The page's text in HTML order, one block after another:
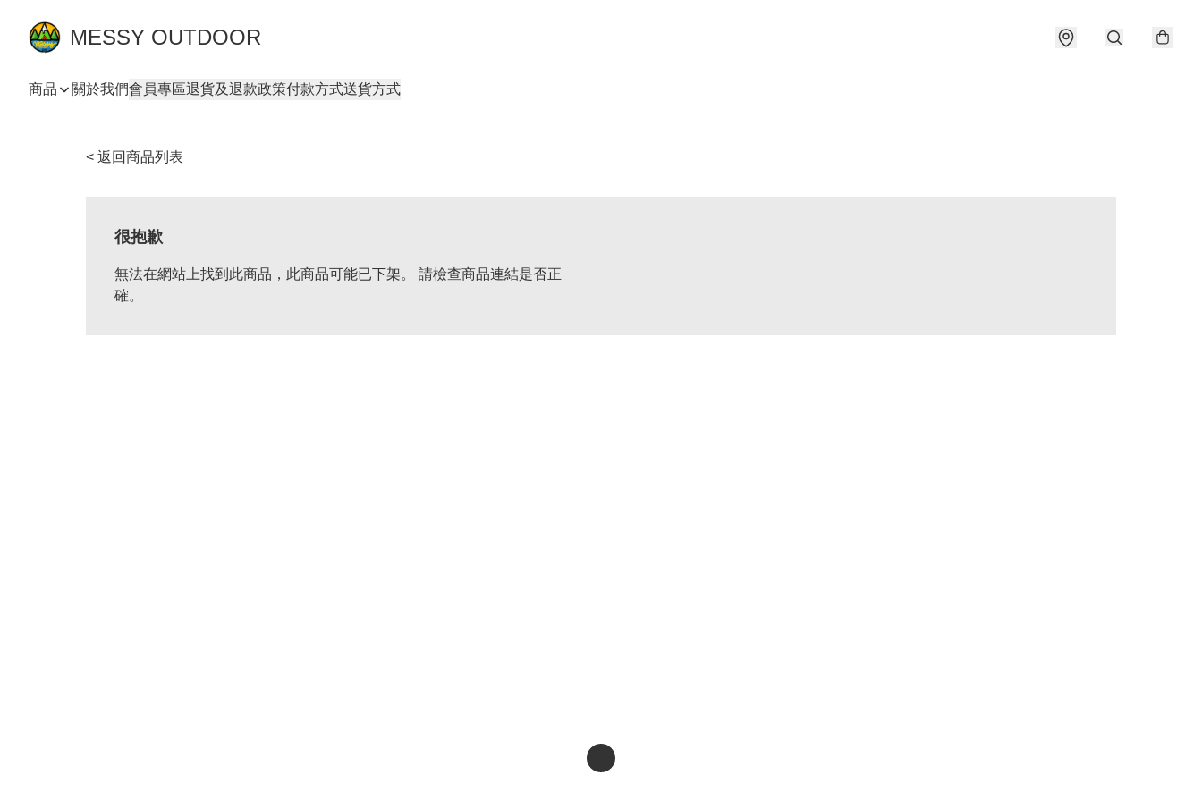
MESSY OUTDOOR
商品 關於我們會員專區退貨及退款政策付款方式送貨方式
< 返回商品列表
很抱歉
無法在網站上找到此商品，此商品可能已下架。 請檢查商品連結是否正
確。